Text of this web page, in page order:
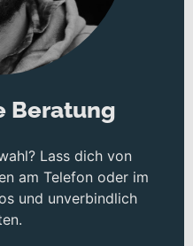
Beratung
Lass dich von
am Telefon oder im
und unverbindlich